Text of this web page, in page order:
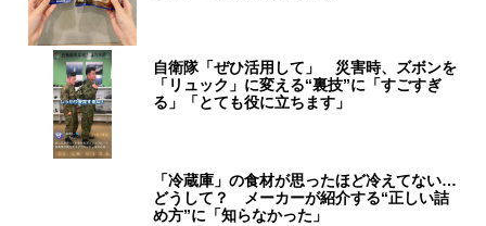
自衛隊「ぜひ活用して」 災害時、ズボンを
「リュック」に変える“裏技”に「すごすぎ
る」「とても役に立ちます」
「冷蔵庫」の食材が思ったほど冷えてない…
どうして？ メーカーが紹介する“正しい詰
め方”に「知らなかった」